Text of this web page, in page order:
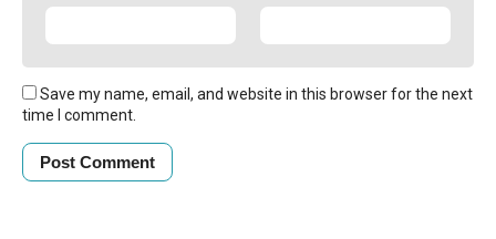
Save my name, email, and website in this browser for the next
time I comment.